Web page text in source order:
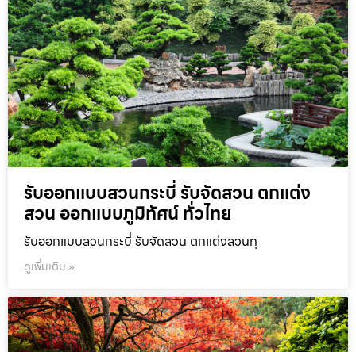
รับออกแบบสวนกระบี่ รับจัดสวน ตกแต่ง
สวน ออกแบบภูมิทัศน์ ทั่วไทย
รับออกแบบสวนกระบี่ รับจัดสวน ตกแต่งสวนทุ
ดูเพิ่มเติม »